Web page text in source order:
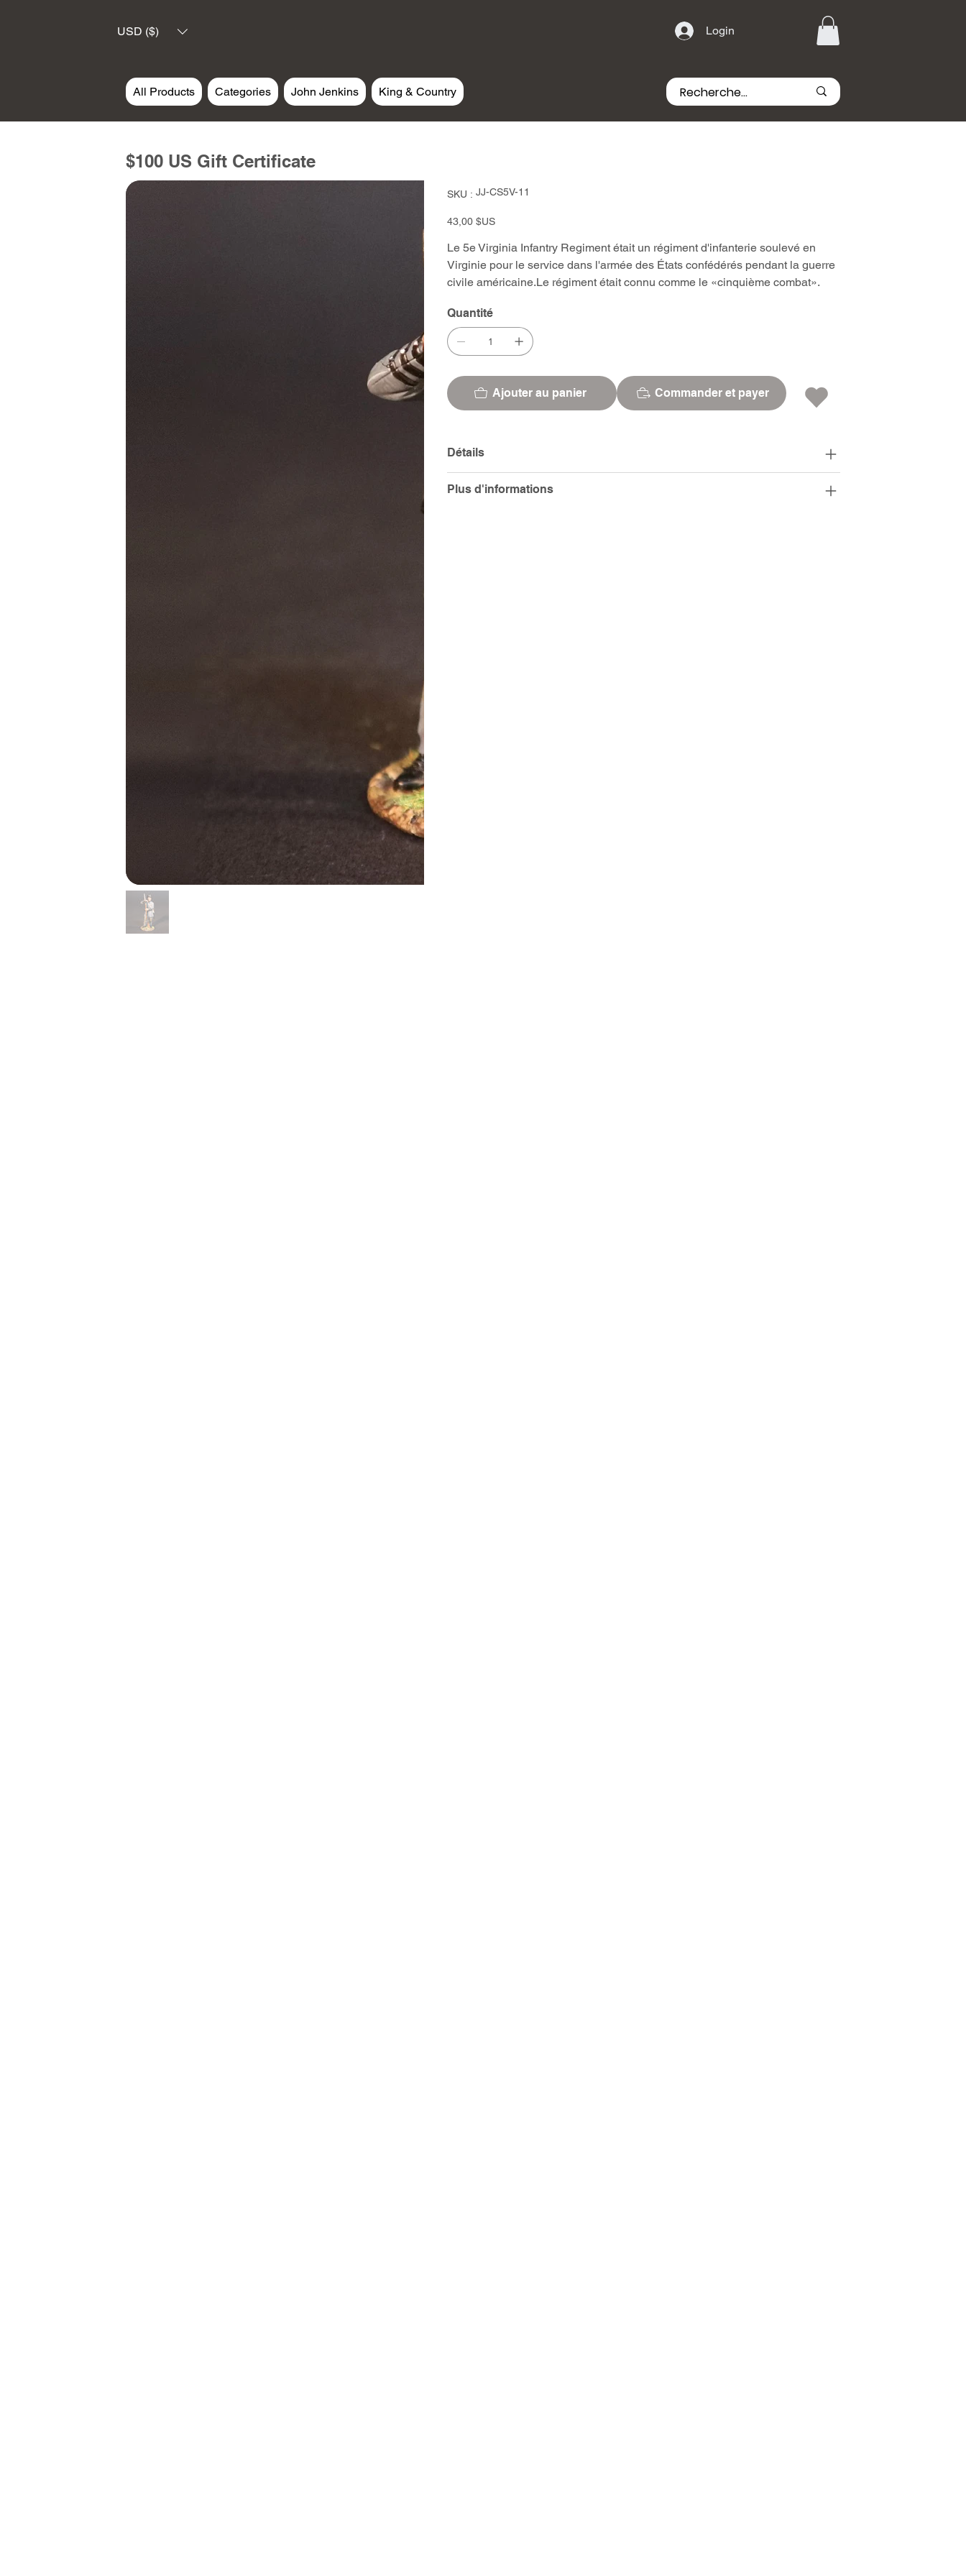
USD ($) Login
All Products Categories John Jenkins King & Country
$100 US Gift Certificate
SKU :
SKU
JJ-
JJ-CS5V-11
Prix
43,00 $US
Le 5e Virginia Infantry Regiment était un régiment d'infanterie soulevé en
Virginie pour le service dans l'armée des États confédérés pendant la guerre
civile américaine.Le régiment était connu comme le «cinquième combat».
Quantité
Ajouter au panier Commander et payer
Détails
Plus d'informations